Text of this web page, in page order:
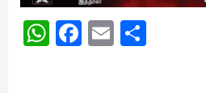
WhatsApp
Facebook
Email